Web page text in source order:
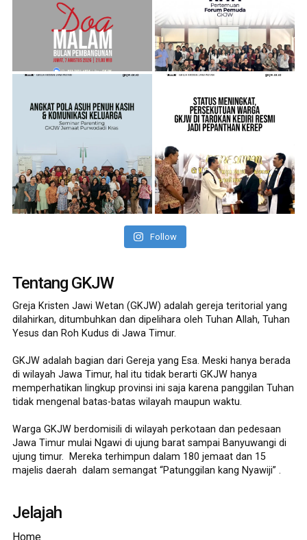
Follow
Tentang GKJW
Greja Kristen Jawi Wetan (GKJW) adalah gereja teritorial yang
dilahirkan, ditumbuhkan dan dipelihara oleh Tuhan Allah, Tuhan
Yesus dan Roh Kudus di Jawa Timur.
GKJW adalah bagian dari Gereja yang Esa. Meski hanya berada
di wilayah Jawa Timur, hal itu tidak berarti GKJW hanya
memperhatikan lingkup provinsi ini saja karena panggilan Tuhan
tidak mengenal batas-batas wilayah maupun waktu.
Warga GKJW berdomisili di wilayah perkotaan dan pedesaan
Jawa Timur mulai Ngawi di ujung barat sampai Banyuwangi di
ujung timur. Mereka terhimpun dalam 180 jemaat dan 15
majelis daerah dalam semangat “Patunggilan kang Nyawiji” .
Jelajah
Home